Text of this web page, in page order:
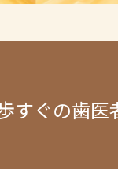
すぐの歯